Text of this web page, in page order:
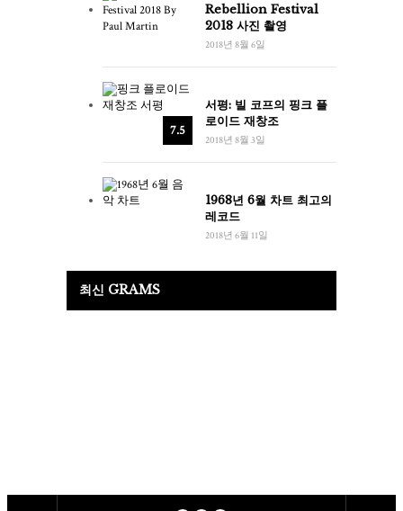
Rebellion Festival
2018 사진 촬영
2018년 8월 6일
7.5
서평: 빌 코프의 핑크 플
로이드 재창조
2018년 8월 3일
1968년 6월 차트 최고의
레코드
2018년 6월 11일
최신 GRAMS